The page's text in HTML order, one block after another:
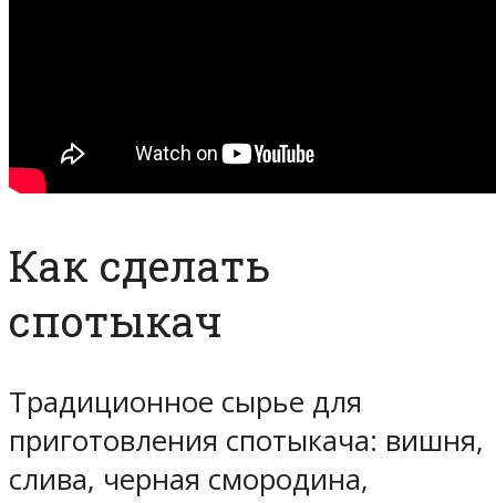
Как сделать
спотыкач
Традиционное сырье для
приготовления спотыкача: вишня,
слива, черная смородина,